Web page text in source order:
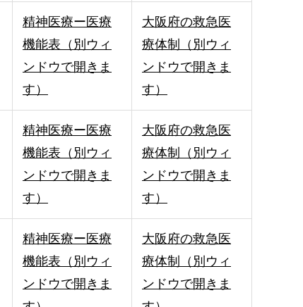
精神医療ー医療
機能表（別ウィ
ンドウで開きま
す）
大阪府の救急医
療体制（別ウィ
ンドウで開きま
す）
精神医療ー医療
機能表（別ウィ
ンドウで開きま
す）
大阪府の救急医
療体制（別ウィ
ンドウで開きま
す）
精神医療ー医療
機能表（別ウィ
ンドウで開きま
大阪府の救急医
療体制（別ウィ
ンドウで開きま